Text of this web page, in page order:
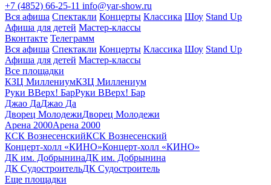
+7 (4852) 66-25-11 info@yar-show.ru
Вся афиша Спектакли Концерты Классика Шоу Stand Up
Афиша для детей Мастер-классы
Вконтакте Телеграмм
Вся афиша Спектакли Концерты Классика Шоу Stand Up
Афиша для детей Мастер-классы
Все площадки
КЗЦ МиллениумКЗЦ Миллениум
Руки ВВерх! БарРуки ВВерх! Бар
Джао ДаДжао Да
Дворец МолодежиДворец Молодежи
Арена 2000Арена 2000
КСК ВознесенскийКСК Вознесенский
Концерт-холл «КИНО»Концерт-холл «КИНО»
ДК им. ДобрынинаДК им. Добрынина
ДК СудостроительДК Судостроитель
Еще площадки